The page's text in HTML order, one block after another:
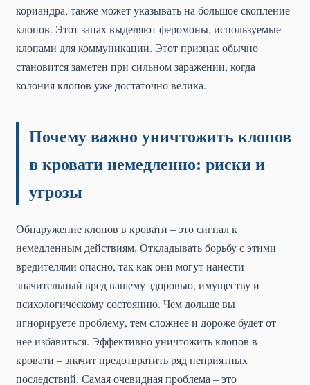
кориандра, также может указывать на большое скопление
клопов. Этот запах выделяют феромоны, используемые
клопами для коммуникации. Этот признак обычно
становится заметен при сильном заражении, когда
колония клопов уже достаточно велика.
Почему важно уничтожить клопов
в кровати немедленно: риски и
угрозы
Обнаружение клопов в кровати – это сигнал к
немедленным действиям. Откладывать борьбу с этими
вредителями опасно, так как они могут нанести
значительный вред вашему здоровью, имуществу и
психологическому состоянию. Чем дольше вы
игнорируете проблему, тем сложнее и дороже будет от
нее избавиться. Эффективно уничтожить клопов в
кровати – значит предотвратить ряд неприятных
последствий. Самая очевидная проблема – это